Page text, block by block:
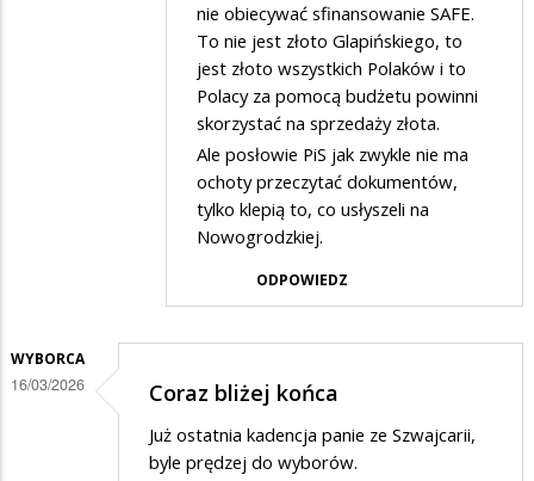
nie obiecywać sfinansowanie SAFE.
To nie jest złoto Glapińskiego, to
jest złoto wszystkich Polaków i to
Polacy za pomocą budżetu powinni
skorzystać na sprzedaży złota.
Ale posłowie PiS jak zwykle nie ma
ochoty przeczytać dokumentów,
tylko klepią to, co usłyszeli na
Nowogrodzkiej.
ODPOWIEDZ
WYBORCA
16/03/2026 Coraz bliżej końca
Już ostatnia kadencja panie ze Szwajcarii,
byle prędzej do wyborów.